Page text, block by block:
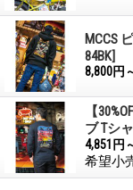
MCCS
84BK]
8,800円
【
ブ Tシ
4,851円
希望小